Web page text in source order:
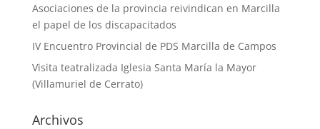
Asociaciones de la provincia reivindican en Marcilla
el papel de los discapacitados
IV Encuentro Provincial de PDS Marcilla de Campos
Visita teatralizada Iglesia Santa María la Mayor
(Villamuriel de Cerrato)
Archivos